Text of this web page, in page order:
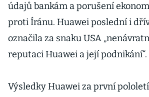
údajů bankám a porušení
proti Íránu. Huawei poslední i
označila za snaku USA
reputaci Huawei a její podnikání“.
Výsledky Huawei za první